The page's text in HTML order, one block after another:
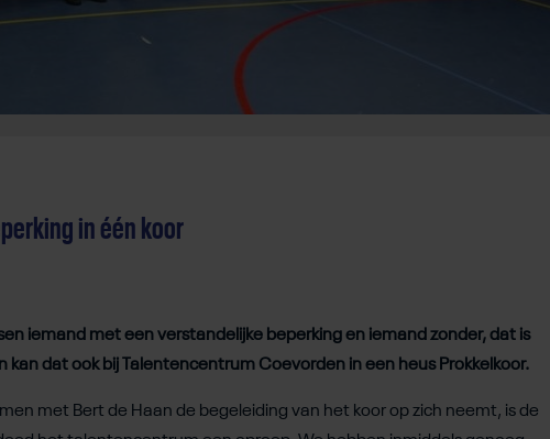
in één koor
iemand met een verstandelijke beperking en iemand zonder, dat is
kan dat ook bij Talentencentrum Coevorden in een heus Prokkelkoor.
met Bert de Haan de begeleiding van het koor op zich neemt, is de